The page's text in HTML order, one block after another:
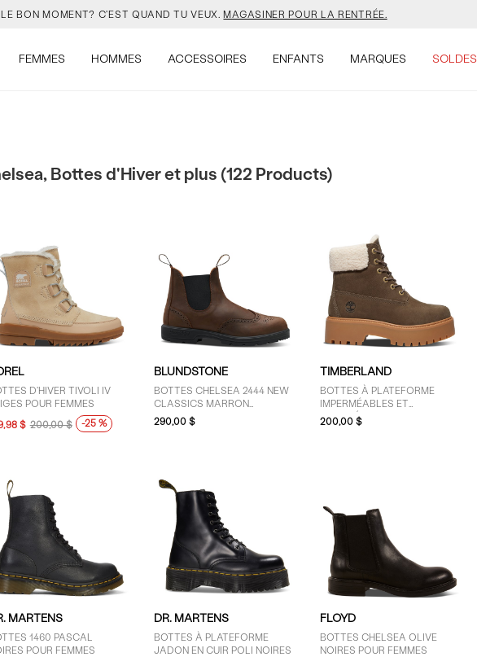
SAC JANSPORT 🎒 VIENT AVEC UN PORTE-CLÉS GRATUIT.MAGASINER.
COULEURS DE SALOMON SONT EN LIGNE. FAIS VITE.MAGASINER.
SAC JANSPORT 🎒 VIENT AVEC UN PORTE-CLÉS GRATUIT.
FEMMES HOMMES ACCESSOIRES ENFANTS MARQUES SOLDES
Bottes d'Hiver et plus (122 Products)
D'HIVER TIVOLI IV
POUR FEMMES
$ 200,00 $ -25 %
BLUNDSTONE
BOTTES CHELSEA 2444 NEW
CLASSICS MARRON
ANTIQUE
290,00 $
TIMBERLAND
BOTTES À PLATEFORME
IMPERMÉABLES ET
DOUBLÉES STONE STREET
BRUNES POUR FEMMES
200,00 $
MARTENS
1460 PASCAL
POUR FEMMES
DR. MARTENS
BOTTES À PLATEFORME
JADON EN CUIR POLI NOIRES
FLOYD
BOTTES CHELSEA OLIVE
NOIRES POUR FEMMES